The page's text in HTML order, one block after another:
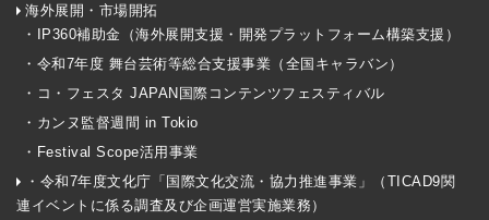
海外展開・市場開拓
・IP360補助金（海外展開支援・開発プラットフォーム構築支援）
・令和7年度 舞台芸術等総合支援事業（全国キャラバン）
・コ・フェスタ JAPAN国際コンテンツフェスティバル
・カンヌ監督週間 in Tokio
・Festival Scope活用事業
・令和7年度文化庁「国際文化交流・協力推進事業」（TICAD9関
連イベントに係る調査及び企画運営実施業務）